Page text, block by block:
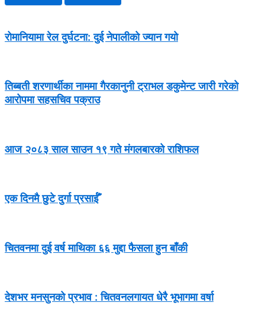
रोमानियामा रेल दुर्घटना: दुई नेपालीको ज्यान गयो
तिब्बती शरणार्थीका नाममा गैरकानुनी ट्राभल डकुमेन्ट जारी गरेको
आरोपमा सहसचिव पक्राउ
आज २०८३ साल साउन १९ गते मंगलबारको राशिफल
एक दिनमै छुटे दुर्गा प्रसाईँ
चितवनमा दुई वर्ष माथिका ६६ मुद्दा फैसला हुन बाँकी
देशभर मनसुनको प्रभाव : चितवनलगायत धेरै भूभागमा वर्षा